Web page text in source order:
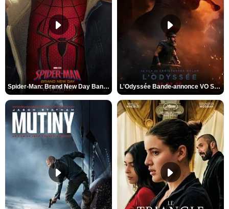
Spider-Man: Brand New Day Bande-annonce VO STFR L'Odyssée Bande-annonce VO STFR